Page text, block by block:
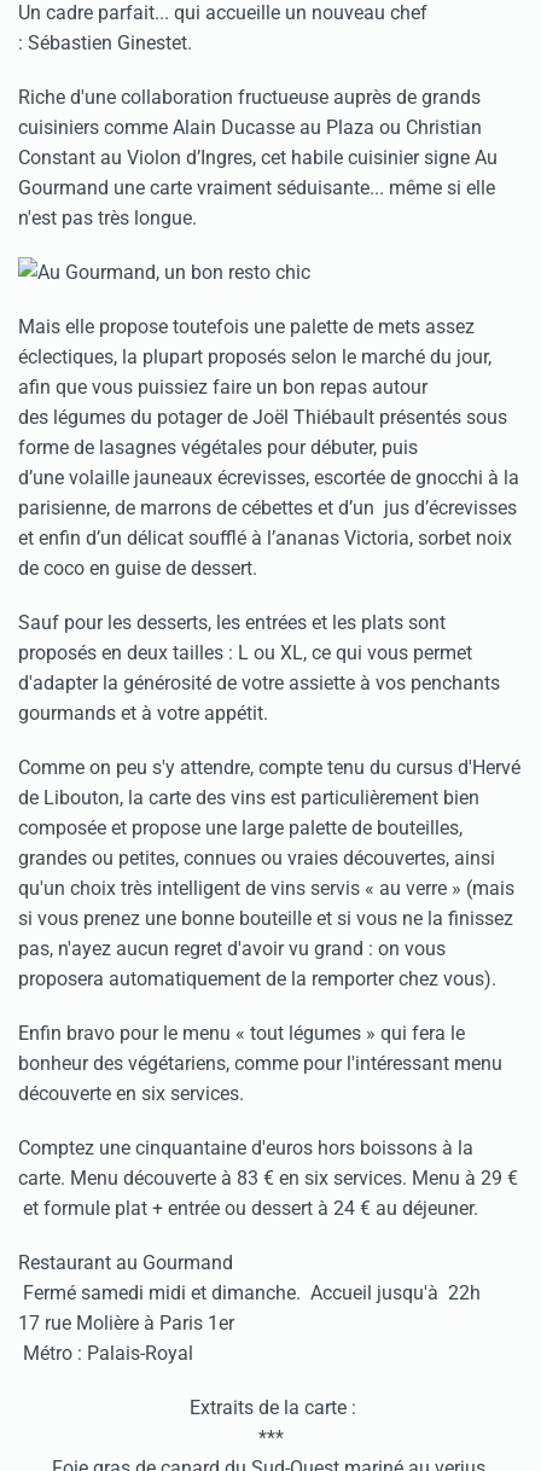
Un cadre parfait... qui accueille un nouveau chef
: Sébastien Ginestet.
Riche d'une collaboration fructueuse auprès de grands
cuisiniers comme Alain Ducasse au Plaza ou Christian
Constant au Violon d’Ingres, cet habile cuisinier signe Au
Gourmand une carte vraiment séduisante... même si elle
n'est pas très longue.
Mais elle propose toutefois une palette de mets assez
éclectiques, la plupart proposés selon le marché du jour,
afin que vous puissiez faire un bon repas autour
des légumes du potager de Joël Thiébault présentés sous
forme de lasagnes végétales pour débuter, puis
d’une volaille jauneaux écrevisses, escortée de gnocchi à la
parisienne, de marrons de cébettes et d’un jus d’écrevisses
et enfin d’un délicat soufflé à l’ananas Victoria, sorbet noix
de coco en guise de dessert.
Sauf pour les desserts, les entrées et les plats sont
proposés en deux tailles : L ou XL, ce qui vous permet
d'adapter la générosité de votre assiette à vos penchants
gourmands et à votre appétit.
Comme on peu s'y attendre, compte tenu du cursus d'Hervé
de Libouton, la carte des vins est particulièrement bien
composée et propose une large palette de bouteilles,
grandes ou petites, connues ou vraies découvertes, ainsi
qu'un choix très intelligent de vins servis « au verre » (mais
si vous prenez une bonne bouteille et si vous ne la finissez
pas, n'ayez aucun regret d'avoir vu grand : on vous
proposera automatiquement de la remporter chez vous).
Enfin bravo pour le menu « tout légumes » qui fera le
bonheur des végétariens, comme pour l'intéressant menu
découverte en six services.
Comptez une cinquantaine d'euros hors boissons à la
carte. Menu découverte à 83 € en six services. Menu à 29 €
et formule plat + entrée ou dessert à 24 € au déjeuner.
Restaurant au Gourmand
Fermé samedi midi et dimanche. Accueil jusqu'à 22h
17 rue Molière à Paris 1er
Métro : Palais-Royal
Extraits de la carte :
***